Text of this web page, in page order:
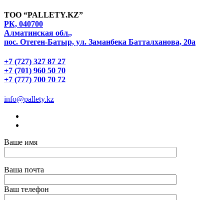
ТОО “PALLETY.KZ”
РК, 040700
Алматинская обл.,
пос. Отеген-Батыр, ул. Заманбека Батталханова, 20а
+7 (727) 327 87 27
+7 (701) 960 50 70
+7 (777) 700 70 72
info@pallety.kz
Ваше имя
Ваша почта
Ваш телефон